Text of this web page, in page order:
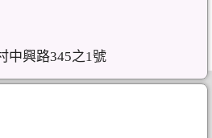
中興路345之1號